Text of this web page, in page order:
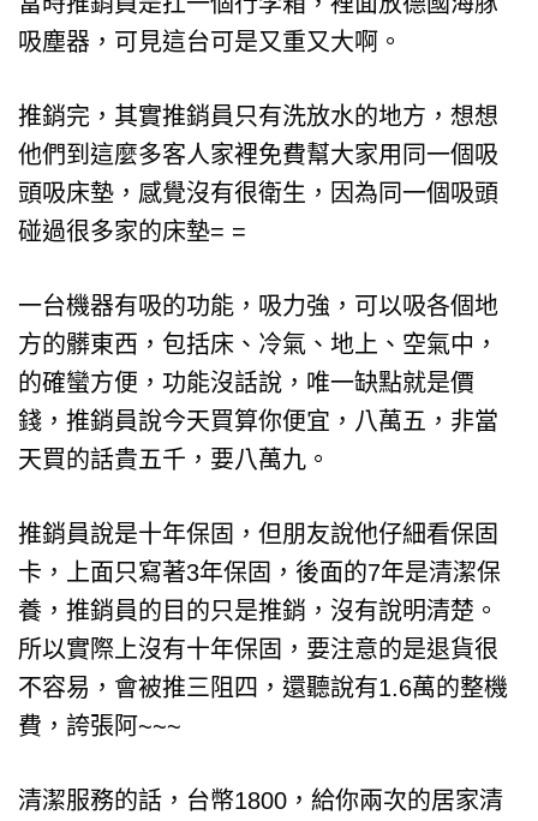
吸塵器，可見這台可是又重又大啊。
推銷完，其實推銷員只有洗放水的地方，想想
他們到這麼多客人家裡免費幫大家用同一個吸
頭吸床墊，感覺沒有很衛生，因為同一個吸頭
碰過很多家的床墊= =
一台機器有吸的功能，吸力強，可以吸各個地
方的髒東西，包括床、冷氣、地上、空氣中，
的確蠻方便，功能沒話說，唯一缺點就是價
錢，推銷員說今天買算你便宜，八萬五，非當
天買的話貴五千，要八萬九。
推銷員說是十年保固，但朋友說他仔細看保固
卡，上面只寫著3年保固，後面的7年是清潔保
養，推銷員的目的只是推銷，沒有說明清楚。
所以實際上沒有十年保固，要注意的是退貨很
不容易，會被推三阻四，還聽說有1.6萬的整機
費，誇張阿~~~
清潔服務的話，台幣1800，給你兩次的居家清